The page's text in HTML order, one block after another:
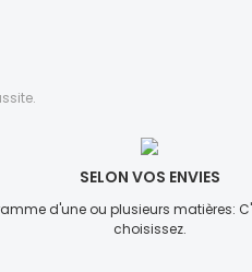
SELON VOS ENVIES
d'une ou plusieurs matières:
choisissez.